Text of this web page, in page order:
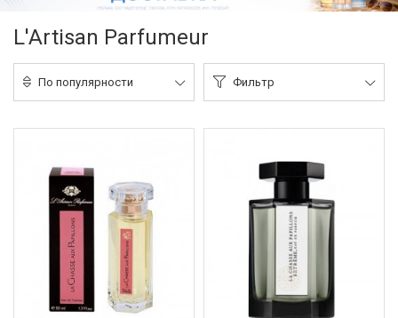
L'Artisan Parfumeur
По популярности Фильтр